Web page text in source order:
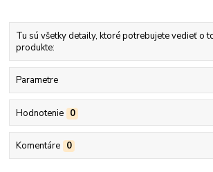
Tu sú všetky detaily, ktoré potrebujete vedieť o
produkte:
Parametre
Hodnotenie 0
Komentáre 0